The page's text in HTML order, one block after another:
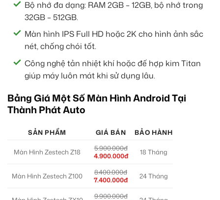
Bộ nhớ đa dạng: RAM 2GB – 12GB, bộ nhớ trong
32GB – 512GB.
Màn hình IPS Full HD hoặc 2K cho hình ảnh sắc
nét, chống chói tốt.
Công nghệ tản nhiệt khí hoặc đế hợp kim Titan
giúp máy luôn mát khi sử dụng lâu.
Bảng Giá Một Số Màn Hình Android Tại
Thành Phát Auto
SẢN PHẨM GIÁ BÁN BẢO HÀNH
Màn Hình Zestech Z18
5.900.000đ
4.900.000đ
18 Tháng
Màn Hình Zestech Z100
8.400.000đ
7.400.000đ
24 Tháng
9.900.000đ